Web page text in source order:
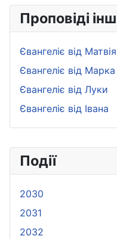
Події
2030
2031
2032
Проповіді
Євангеліє від Матвія
Євангеліє від Марка
Євангеліє від Луки
Євангеліє від Івана